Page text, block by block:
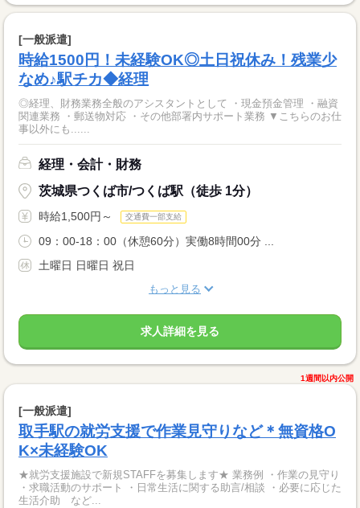
[一般派遣]
時給1500円！未経験OK◎土日祝休み！残業少
なめ♪駅チカ◆経理
◎経理、財務業務全般のアシスタントとして ・現金預金管理 ・融資
関連業務 ・郵送物対応 ・その他部署内サポート業務 ▼こちらのお仕
事以外にも......
経理・会計・財務
茨城県つくば市/つくば駅（徒歩 1分）
時給1,500円～ 交通費一部支給
09：00-18：00（休憩60分）実働8時間00分 ...
土曜日 日曜日 祝日
もっと見る
求人詳細を見る
1週間以内公開
[一般派遣]
取手駅の就労支援で作業見守りなど＊無資格O
K×未経験OK
★就労支援施設で新規STAFFを募集します★ 業務例 ・作業の見守り
・求職活動のサポート ・日常生活に関する助言/相談 ・必要に応じた
生活介助 など...